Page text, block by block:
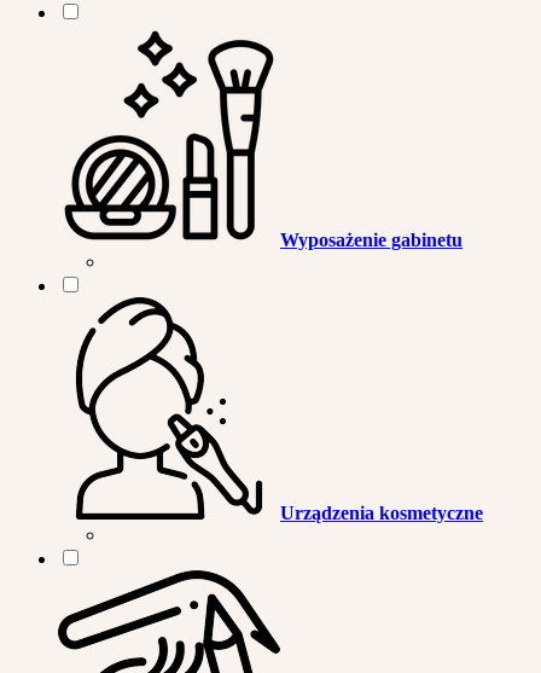
Wyposażenie gabinetu
Urządzenia kosmetyczne